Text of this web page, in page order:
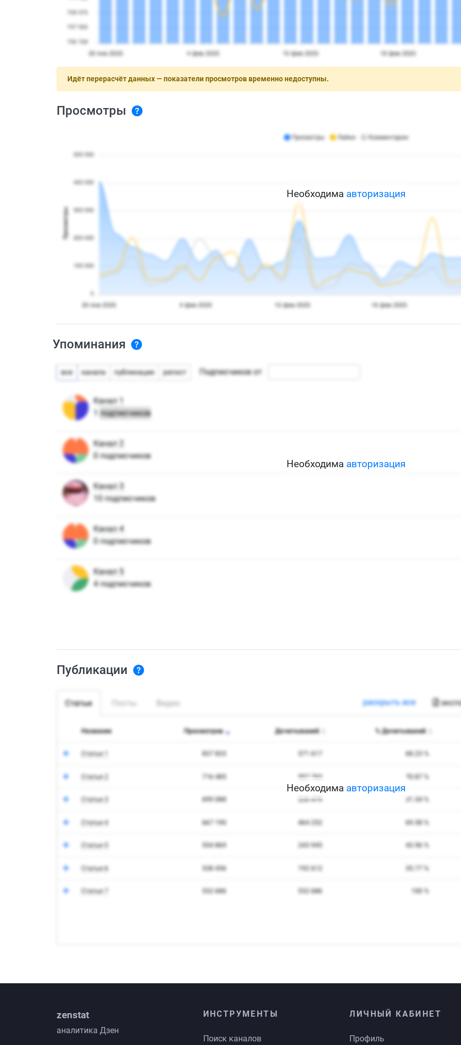
Идёт перерасчёт данных — показатели просмотров временно недоступны.
Просмотры
Необходима авторизация
Упоминания
Необходима авторизация
Публикации
Необходима авторизация
zenstat
аналитика Дзен
ИНСТРУМЕНТЫ
Поиск каналов
ЛИЧНЫЙ КАБИНЕТ
Профиль